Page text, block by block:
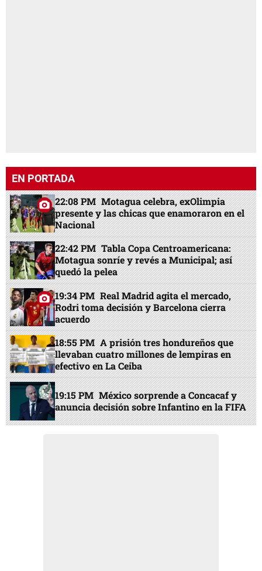
EN PORTADA
22:08 PM Motagua celebra, exOlimpia
presente y las chicas que enamoraron en el
Nacional
22:42 PM Tabla Copa Centroamericana:
Motagua sonríe y revés a Municipal; así
quedó la pelea
19:34 PM Real Madrid agita el mercado,
Rodri toma decisión y Barcelona cierra
acuerdo
18:55 PM A prisión tres hondureños que
llevaban cuatro millones de lempiras en
efectivo en La Ceiba
19:15 PM México sorprende a Concacaf y
anuncia decisión sobre Infantino en la FIFA